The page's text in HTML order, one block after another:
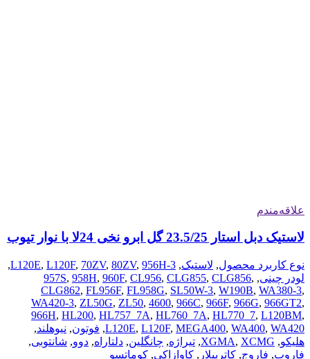
علاقه‌مندم
لاستیک دبل استار 23.5/25 گل ابرو نخی 24لا با نوار تیوب
نوع کاربرد محصول, لاستیک,
L120E, L120F, 70ZV, 80ZV, 956H-3
,
لودر چینی,
957S, 958H, 960F, CL956, CLG855, CLG856,
CLG862, FL956F, FL958G, SL50W-3, W190B, WA380-3,
WA420-3, ZL50G, ZL50, 4600, 966C, 966F, 966G, 966GT2,
966H, HL200, HL757_7A, HL760_7A, HL770_7, L120BM,
L120E, L120F, MEGA400, WA400, WA420
, فوتون, نیوهلند,
هلیکو,
XGMA, XCMG
, تیراژه, چانگلین, دلتاراه, دوو, شانتوبی,
فاروب, فاروج, کاترپیلار , کاوازاکی, کوماتسو